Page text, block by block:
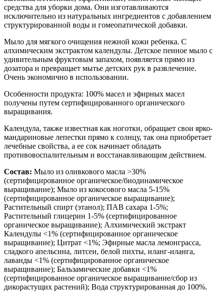
средства для уборки дома. Они изготавливаются
исключительно из натуральных ингредиентов с добавлением
структурированной воды и гомеопатической добавки.
Мыло для мягкого очищения нежной кожи ребенка. С
алхимическим экстрактом календулы. Детское пенное мыло с
удивительным фруктовым запахом, появляется прямо из
дозатора и превращает мытье детских рук в развлечение.
Очень экономично в использовании.
Особенности продукта: 100% масел и эфирных масел
получены путем сертифицированного органического
выращивания.
Календула, также известная как ноготки, обращает свои ярко-
мандариновые лепестки прямо к солнцу, так она приобретает
лечебные свойства, а ее сок начинает обладать
противовоспалительным и восстанавливающим действием.
Состав: Мыло из оливкового масла >30%
(сертифицированное органическое/биодинамическое
выращивание); Мыло из кокосового масла 5-15%
(сертифицированное органическое выращивание);
Растительный спирт (этанол); ПАВ сахара 1-5%;
Растительный глицерин 1-5% (сертифицированное
органическое выращивание); Алхимический экстракт
Календулы <1% (сертифицированное органическое
выращивание); Цитрат <1%; Эфирные масла лемонграсса,
сладкого апельсина, литсеи, белой пихты, иланг-иланга,
лаванды <1% (сертифицированное органическое
выращивание); Бальзамические добавки <1%
(сертифицированное органическое выращивание/сбор из
дикорастущих растений); Вода структурированная до 100%.